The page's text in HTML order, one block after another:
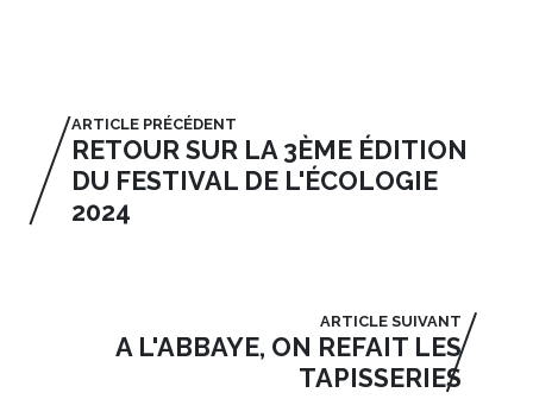
ARTICLE PRÉCÉDENT
RETOUR SUR LA 3ÈME ÉDITION
DU FESTIVAL DE L'ÉCOLOGIE
2024
ARTICLE SUIVANT
A L'ABBAYE, ON REFAIT LES
TAPISSERIES